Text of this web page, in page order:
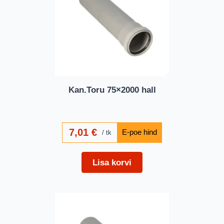
Kan.Toru 75×2000 hall
7,01€ tk
Lisa korvi